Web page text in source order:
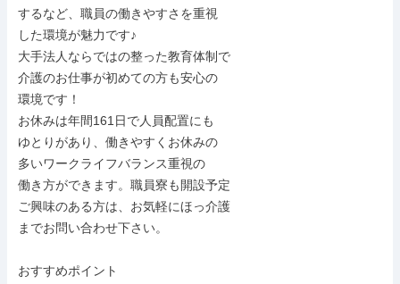
するなど、職員の働きやすさを重視
した環境が魅力です♪
大手法人ならではの整った教育体制で
介護のお仕事が初めての方も安心の
環境です！
お休みは年間161日で人員配置にも
ゆとりがあり、働きやすくお休みの
多いワークライフバランス重視の
働き方ができます。職員寮も開設予定
ご興味のある方は、お気軽にほっ介護
までお問い合わせ下さい。
おすすめポイント